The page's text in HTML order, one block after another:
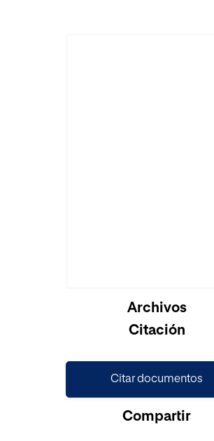
Archivos
Citación
Citar documentos
Compartir